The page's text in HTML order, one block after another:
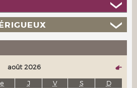
août 2026
J V S
D